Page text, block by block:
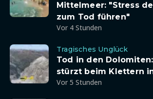
Mittelmeer: "Stress
zum Tod führen"
Vor 4 Stunden
Tragisches Unglück
Tod in den
stürzt beim Klettern
Vor 5 Stunden